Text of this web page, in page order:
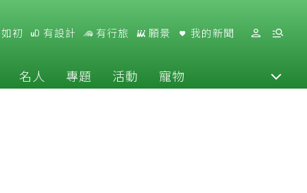
初 有設計 有行旅 願景 我的新聞
名人 專題 活動 寵物